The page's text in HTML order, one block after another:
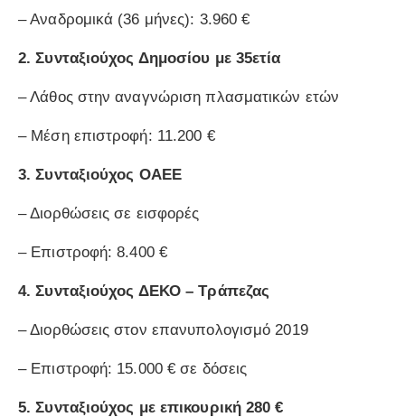
– Αναδρομικά (36 μήνες): 3.960 €
2.Συνταξιούχος Δημοσίου με 35ετία
– Λάθος στην αναγνώριση πλασματικών ετών
– Μέση επιστροφή: 11.200 €
3.Συνταξιούχος ΟΑΕΕ
– Διορθώσεις σε εισφορές
– Επιστροφή: 8.400 €
4.Συνταξιούχος ΔΕΚΟ – Τράπεζας
– Διορθώσεις στον επανυπολογισμό 2019
– Επιστροφή: 15.000 € σε δόσεις
5.Συνταξιούχος με επικουρική 280 €